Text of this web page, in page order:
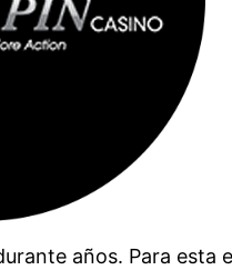
años. Para esta